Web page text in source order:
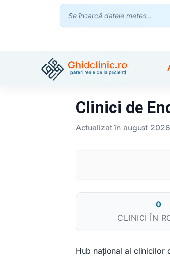
Se încarcă datele meteo…
Clinici de
Actualizat în august
0
CLINICI ÎN
Hub național al clinicilor